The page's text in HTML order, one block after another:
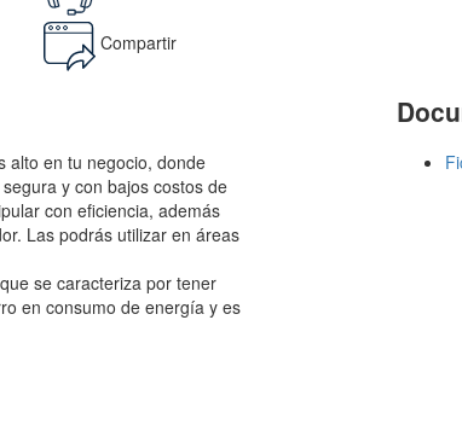
Compartir
alto en tu negocio, donde
y con bajos costos de
con eficiencia, además
Las podrás utilizar en áreas
se caracteriza por tener
en consumo de energía y es